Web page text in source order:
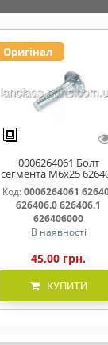
Оригінал
0006264061 Болт
сегмента М6х25
626406.0 626406.1
626406000
Код: 0006264061
626406.0 626406.1
626406000
В наявності
45,00 грн.
КУПИТИ